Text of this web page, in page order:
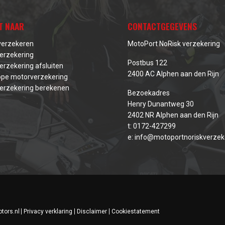
NAAR
afsluiten
motorverzekering
berekenen
CONTACTGEGEVENS
MotoPort NoRisk verzekering
Postbus 122
2400 AC Alphen aan den Rijn
Bezoekadres
Henry Dunantweg 30
2402 NR Alphen aan den Rijn
t: 0172-427299
e:
Privacy verklaring Disclaimer Cookiestatement